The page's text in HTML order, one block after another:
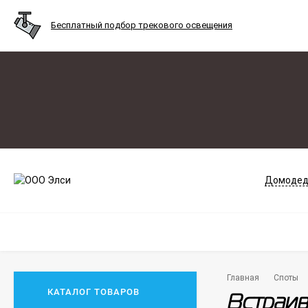
Бесплатный подбор трекового освещения
КАТАЛОГ ТОВАРОВ
Главная Споты